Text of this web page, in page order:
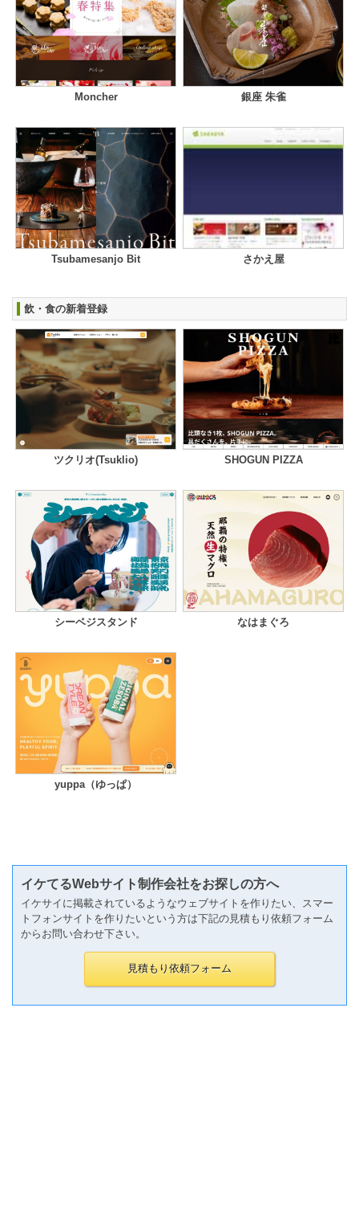
Moncher 銀座 朱雀
Tsubamesanjo Bit さかえ屋
飲・食の新着登録
ツクリオ(Tsuklio) SHOGUN PIZZA
シーベジスタンド なはまぐろ
yuppa（ゆっぱ）
イケてるWebサイト制作会社をお探しの方へ
イケサイに掲載されているようなウェブサイトを作りたい、スマー
トフォンサイトを作りたいという方は下記の見積もり依頼フォーム
からお問い合わせ下さい。